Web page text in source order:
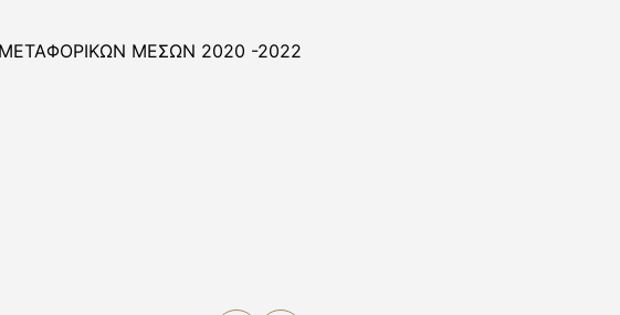
ΜΕΣΩΝ 2020 -2022